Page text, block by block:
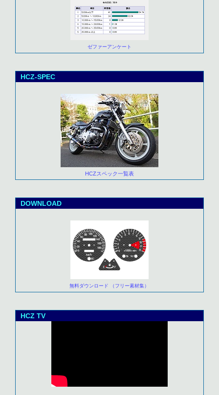
ゼファーアンケート
HCZ-SPEC
HCZスペック一覧表
DOWNLOAD
無料ダウンロード （フリー素材集）
HCZ TV